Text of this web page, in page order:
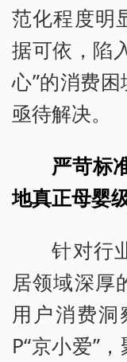
范化程度明
据可依，陷
心”的消费
亟待解决。
严苛标
地真正母婴
针对行
居领域深厚
用户消费
P“京小爱”